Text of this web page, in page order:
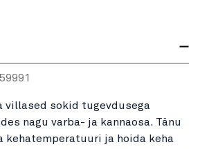
9991
villased sokid tugevdusega
nagu varba- ja kannaosa. Tänu
kehatemperatuuri ja hoida keha